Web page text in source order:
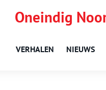
Oneindig
VERHALEN NIEUWS